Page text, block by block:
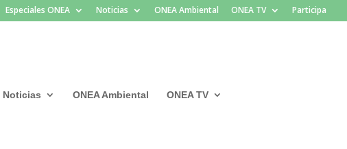
Especiales ONEA Noticias ONEA Ambiental ONEA TV Participa
Noticias ONEA Ambiental ONEA TV